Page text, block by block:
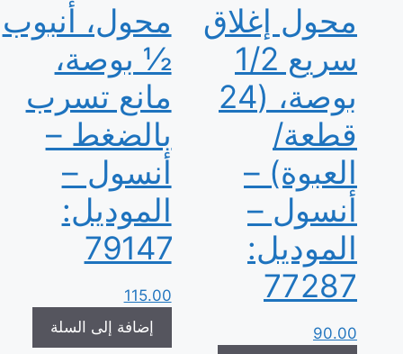
محول إغلاق
سريع 1/2
بوصة، (24
قطعة/
العبوة) –
أنسول –
الموديل:
77287
90.00
محول، أنبوب
½ بوصة،
مانع تسرب
بالضغط –
أنسول –
الموديل:
79147
115.00
إضافة إلى السلة